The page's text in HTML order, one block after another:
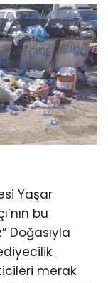
Yaşar
bu
Doğasıyla
merak